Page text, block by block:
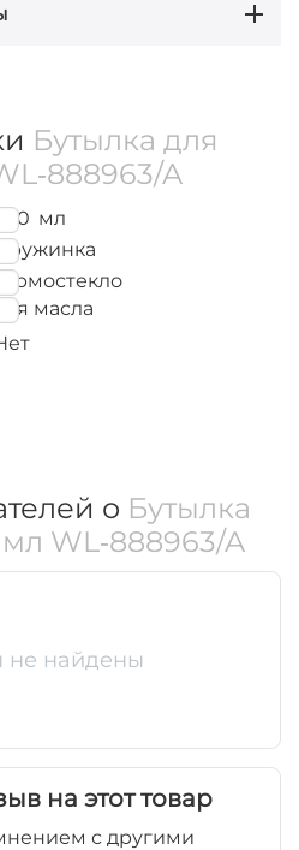
Бутылка для
A
мл
масла
о Бутылка
WL‑888963/A
не найдены
на этот товар
с другими